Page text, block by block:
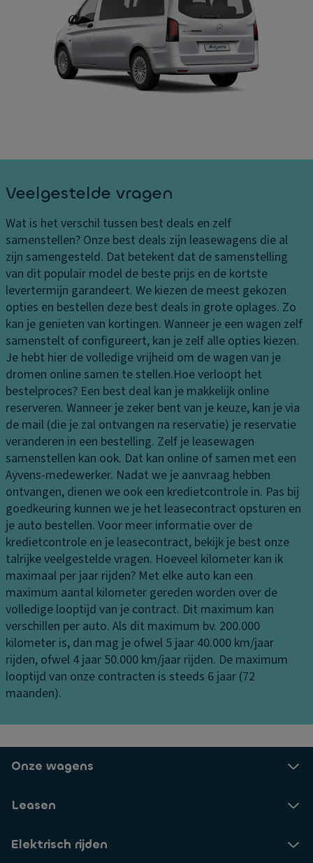
e
er
g
s
k
o
st
e
n
K
o
pl
a
m
p
e
n
K
o
pl
a
m
p
b
e
di
e
ni
n
g
o
c
h
n-
er
ra
v
er
li
c
h
ti
n
g
M
a
k
e-
u
p
s
pi
e
g
el
P
ar
k
e
er
h
ul
p
B
a
d
k
B
e
i
t
e
A
a
n
d
rij
vi
n
g
El
e
kt
r
o
ni
s
c
h
e
tr
a
ct
ie
c
o
n
tr
ol
e
n
s
is
e
Veelgestelde vragen
Wat is het verschil tussen best deals en zelf
samenstellen? Onze best deals zijn leasewagens die al
zijn samengesteld. Dat betekent dat de samenstelling
van dit populair model de beste prijs en de kortste
levertermijn garandeert. We kiezen de meest gekozen
opties en bestellen deze best deals in grote oplages. Zo
kan je genieten van kortingen. Wanneer je een wagen zelf
samenstelt of configureert, kan je zelf alle opties kiezen.
Je hebt hier de volledige vrijheid om de wagen van je
dromen online samen te stellen.Hoe verloopt het
bestelproces? Een best deal kan je makkelijk online
reserveren. Wanneer je zeker bent van je keuze, kan je via
de mail (die je zal ontvangen na reservatie) je reservatie
veranderen in een bestelling. Zelf je leasewagen
samenstellen kan ook. Dat kan online of samen met een
Ayvens-medewerker. Nadat we je aanvraag hebben
ontvangen, dienen we ook een kredietcontrole in. Pas bij
goedkeuring kunnen we je het leasecontract opsturen en
je auto bestellen. Voor meer informatie over de
kredietcontrole en je leasecontract, bekijk je best onze
talrijke veelgestelde vragen. Hoeveel kilometer kan ik
maximaal per jaar rijden? Met elke auto kan een
maximum aantal kilometer gereden worden over de
volledige looptijd van je contract. Dit maximum kan
verschillen per auto. Als dit maximum bv. 200.000
kilometer is, dan mag je ofwel 5 jaar 40.000 km/jaar
rijden, ofwel 4 jaar 50.000 km/jaar rijden. De maximum
looptijd van onze contracten is steeds 6 jaar (72
maanden).
Onze wagens
Leasen
Elektrisch rijden